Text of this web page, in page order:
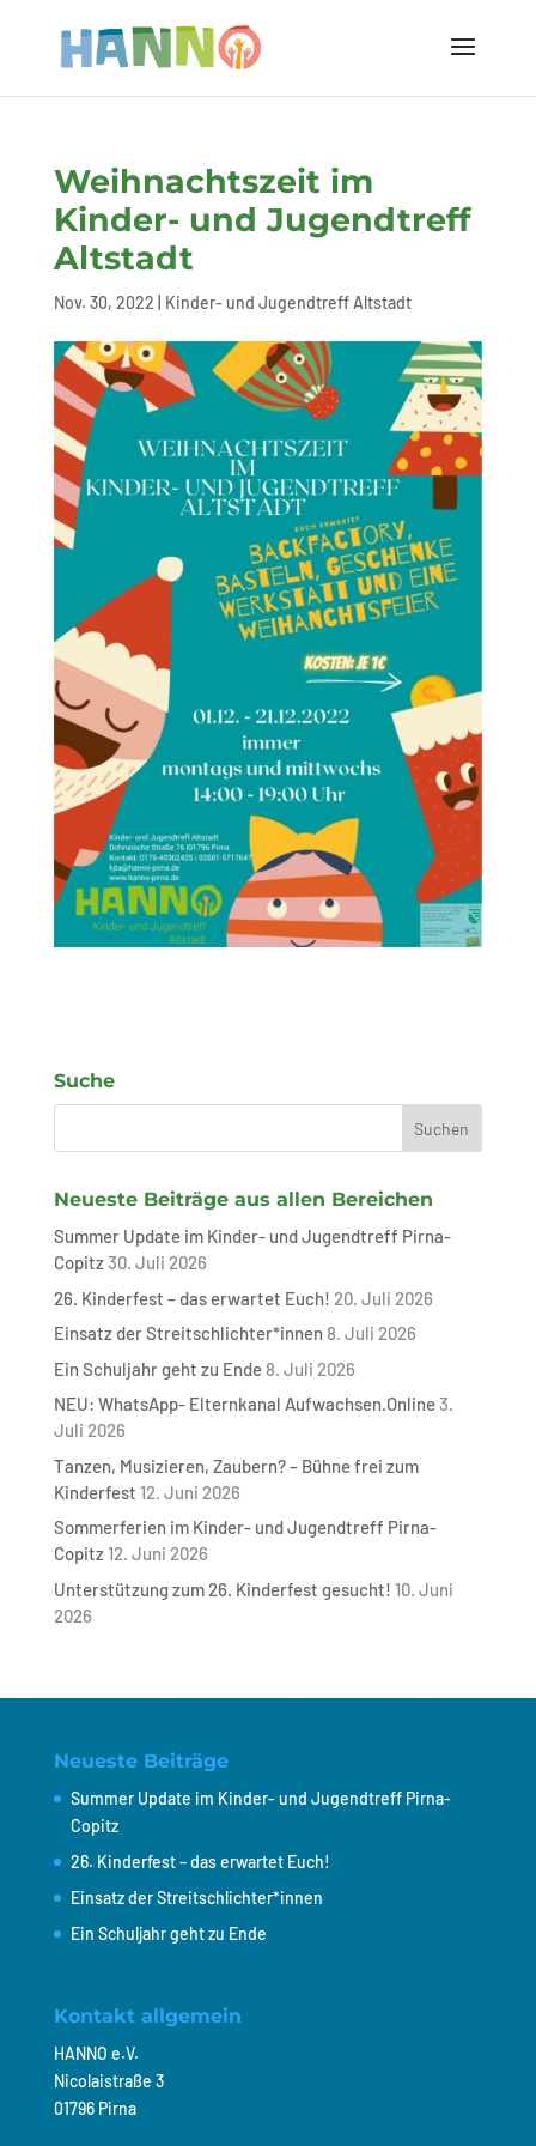
Weihnachtszeit im
Kinder- und Jugendtreff
Altstadt
Nov. 30, 2022 Kinder- und Jugendtreff Altstadt
Suche
Neueste Beiträge aus allen Bereichen
Summer Update im Kinder- und Jugendtreff Pirna-
Copitz30. Juli 2026
26. Kinderfest – das erwartet Euch! 20. Juli 2026
Einsatz der Streitschlichter*innen 8. Juli 2026
Ein Schuljahr geht zu Ende 8. Juli 2026
NEU: WhatsApp- Elternkanal Aufwachsen.Online3.
Juli 2026
Tanzen, Musizieren, Zaubern? – Bühne frei zum
Kinderfest 12. Juni 2026
Sommerferien im Kinder- und Jugendtreff Pirna-
Copitz12. Juni 2026
Unterstützung zum 26. Kinderfest gesucht! 10. Juni
2026
Neueste Beiträge
Summer Update im Kinder- und Jugendtreff Pirna-
Copitz
26. Kinderfest – das erwartet Euch!
Einsatz der Streitschlichter*innen
Ein Schuljahr geht zu Ende
Kontakt allgemein
HANNO e.V.
Nicolaistraße 3
01796 Pirna